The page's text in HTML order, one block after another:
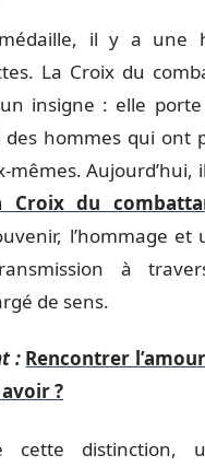
il y a une
La Croix du
insigne : elle
hommes qui ont
mêmes. Aujourd’hui,
Croix du
l’hommage et
à
de sens.
: Rencontrer
?
cette distinction,